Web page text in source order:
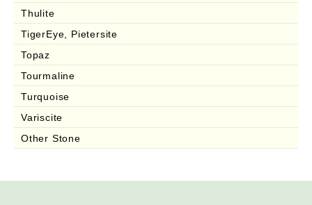
Thulite
TigerEye, Pietersite
Topaz
Tourmaline
Turquoise
Variscite
Other Stone